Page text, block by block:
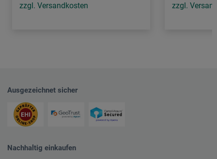
zzgl. Versandkosten zzgl.
Ausgezeichnet sicher
Nachhaltig einkaufen